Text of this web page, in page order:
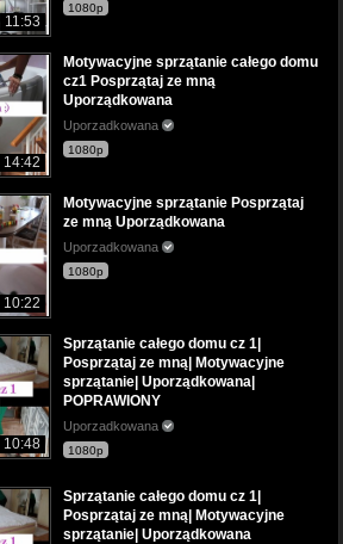
11:53
1080p
14:42
Motywacyjne sprzątanie całego domu
cz1 Posprzątaj ze mną
Uporządkowana
Uporzadkowana
1080p
10:22
Motywacyjne sprzątanie Posprzątaj
ze mną Uporządkowana
Uporzadkowana
1080p
10:48
Sprzątanie całego domu cz 1|
Posprzątaj ze mną| Motywacyjne
sprzątanie| Uporządkowana|
POPRAWIONY
Uporzadkowana
1080p
Sprzątanie całego domu cz 1|
Posprzątaj ze mną| Motywacyjne
sprzątanie| Uporządkowana